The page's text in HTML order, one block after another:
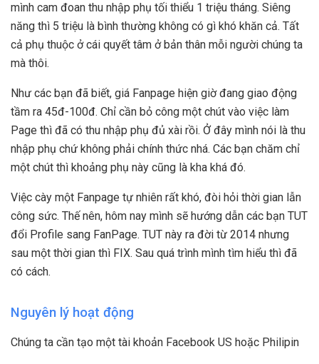
mình cam đoan thu nhập phụ tối thiểu 1 triệu tháng. Siêng
năng thì 5 triệu là bình thường không có gì khó khăn cả. Tất
cả phụ thuộc ở cái quyết tâm ở bản thân mỗi người chúng ta
mà thôi.
Như các bạn đã biết, giá Fanpage hiện giờ đang giao động
tầm ra 45đ-100đ. Chỉ cần bỏ công một chút vào việc làm
Page thì đã có thu nhập phụ đủ xài rồi. Ở đây mình nói là thu
nhập phụ chứ không phải chính thức nhá. Các bạn chăm chỉ
một chút thì khoảng phụ này cũng là kha khá đó.
Việc cày một Fanpage tự nhiên rất khó, đòi hỏi thời gian lẫn
công sức. Thế nên, hôm nay mình sẽ hướng dẫn các bạn TUT
đổi Profile sang FanPage. TUT này ra đời từ 2014 nhưng
sau một thời gian thì FIX. Sau quá trình mình tìm hiểu thì đã
có cách.
Nguyên lý hoạt động
Chúng ta cần tạo một tài khoản Facebook US hoặc Philipin